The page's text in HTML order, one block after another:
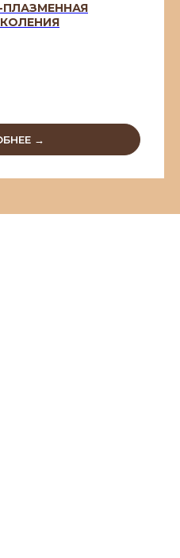
ПЛАЗМЕННАЯ
→